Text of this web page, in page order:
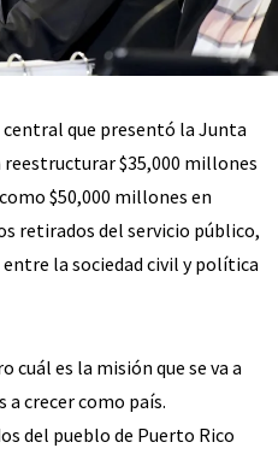
central que presentó la Junta
$35,000 millones
$50,000 millones en
retirados del servicio público,
la sociedad civil y política
cuál es la misión que se va a
a crecer como país.
del pueblo de Puerto Rico